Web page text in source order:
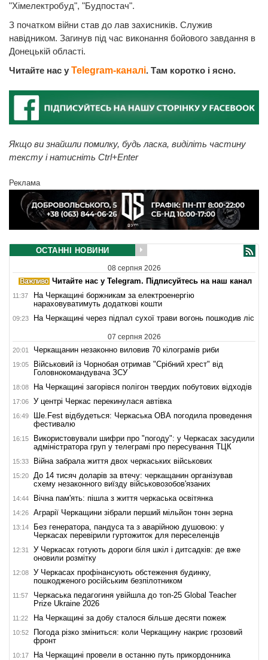
"Хімелектробуд", "Будпостач".
З початком війни став до лав захисників. Служив
навідником. Загинув під час виконання бойового завдання в
Донецькій області.
Читайте нас у Telegram-каналі. Там коротко і ясно.
Якщо ви знайшли помилку, будь ласка, виділіть частину
тексту і натисніть Ctrl+Enter
Реклама
ОСТАННІ НОВИНИ
08 серпня 2026
Читайте нас у Telegram. Підписуйтесь на наш канал
11:37
На Черкащині боржникам за електроенергію
нараховуватимуть додаткові кошти
09:23 На Черкащині через підпал сухої трави вогонь пошкодив ліс
07 серпня 2026
20:01 Черкащанин незаконно виловив 70 кілограмів риби
19:05
Військовий із Чорнобая отримав "Срібний хрест" від
Головнокомандувача ЗСУ
18:08 На Черкащині загорівся полігон твердих побутових відходів
17:06 У центрі Черкас перекинулася автівка
16:49
Ше.Fest відбудеться: Черкаська ОВА погодила проведення
фестивалю
16:15
Використовували шифри про "погоду": у Черкасах засудили
адміністратора груп у телеграмі про пересування ТЦК
15:33 Війна забрала життя двох черкаських військових
15:20
До 14 тисяч доларів за втечу: черкащанин організував
схему незаконного виїзду військовозобов'язаних
14:44 Вічна пам'ять: пішла з життя черкаська освітянка
14:26 Аграрії Черкащини зібрали перший мільйон тонн зерна
13:14
Без генератора, пандуса та з аварійною душовою: у
Черкасах перевірили гуртожиток для переселенців
12:31
У Черкасах готують дороги біля шкіл і дитсадків: де вже
оновили розмітку
12:08
У Черкасах профінансують обстеження будинку,
пошкодженого російським безпілотником
11:57
Черкаська педагогиня увійшла до топ-25 Global Teacher
Prize Ukraine 2026
11:22 На Черкащині за добу сталося більше десяти пожеж
10:52
Погода різко зміниться: коли Черкащину накриє грозовий
фронт
10:17 На Черкащині провели в останню путь прикордонника